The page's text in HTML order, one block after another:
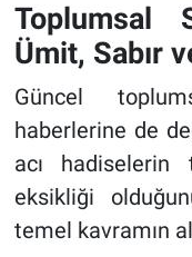
Toplumsal
Ümit, Sabır
Güncel
haberlerine de
acı hadiselerin
eksikliği
temel kavramın